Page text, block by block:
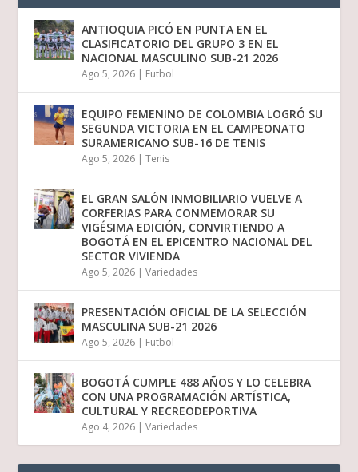
ANTIOQUIA PICÓ EN PUNTA EN EL
CLASIFICATORIO DEL GRUPO 3 EN EL
NACIONAL MASCULINO SUB-21 2026
Ago 5, 2026 | Futbol
EQUIPO FEMENINO DE COLOMBIA LOGRÓ SU
SEGUNDA VICTORIA EN EL CAMPEONATO
SURAMERICANO SUB-16 DE TENIS
Ago 5, 2026 |Tenis
EL GRAN SALÓN INMOBILIARIO VUELVE A
CORFERIAS PARA CONMEMORAR SU
VIGÉSIMA EDICIÓN, CONVIRTIENDO A
BOGOTÁ EN EL EPICENTRO NACIONAL DEL
SECTOR VIVIENDA
Ago 5, 2026 |Variedades
PRESENTACIÓN OFICIAL DE LA SELECCIÓN
MASCULINA SUB-21 2026
Ago 5, 2026 | Futbol
BOGOTÁ CUMPLE 488 AÑOS Y LO CELEBRA
CON UNA PROGRAMACIÓN ARTÍSTICA,
CULTURAL Y RECREODEPORTIVA
Ago 4, 2026 |Variedades